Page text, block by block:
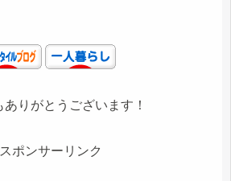
りがとうございます！
スポンサーリンク